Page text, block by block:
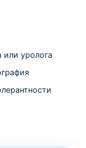
или уролога